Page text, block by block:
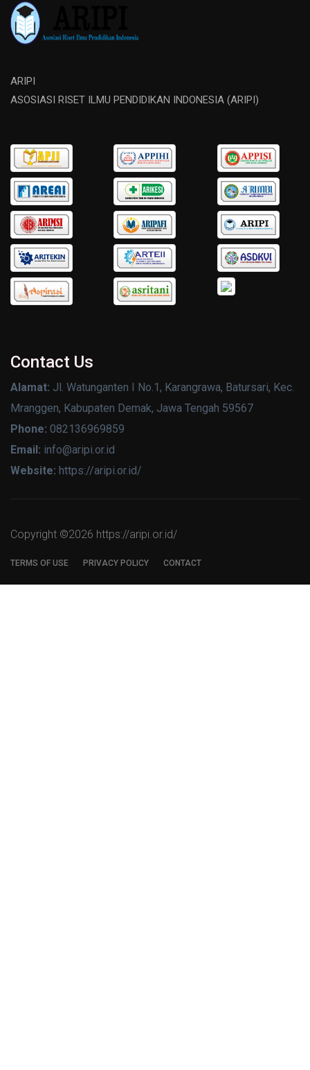
ARIPI
ASOSIASI RISET ILMU PENDIDIKAN INDONESIA (ARIPI)
Contact Us
Alamat: Jl. Watunganten I No.1, Karangrawa, Batursari, Kec.
Mranggen, Kabupaten Demak, Jawa Tengah 59567
Phone: 082136969859
Email: info@aripi.or.id
Website: https://aripi.or.id/
Copyright ©2026 https://aripi.or.id/
TERMS OF USE PRIVACY POLICY CONTACT